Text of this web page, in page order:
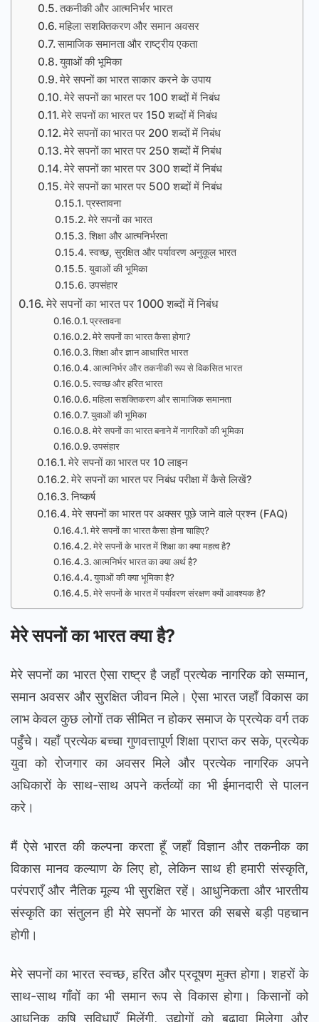
तकनीकी और आत्मनिर्भर भारत
महिला सशक्तिकरण और समान अवसर
सामाजिक समानता और राष्ट्रीय एकता
युवाओं की भूमिका
मेरे सपनों का भारत साकार करने के उपाय
मेरे सपनों का भारत पर 100 शब्दों में निबंध
मेरे सपनों का भारत पर 150 शब्दों में निबंध
मेरे सपनों का भारत पर 200 शब्दों में निबंध
मेरे सपनों का भारत पर 250 शब्दों में निबंध
मेरे सपनों का भारत पर 300 शब्दों में निबंध
मेरे सपनों का भारत पर 500 शब्दों में निबंध
प्रस्तावना
मेरे सपनों का भारत
शिक्षा और आत्मनिर्भरता
स्वच्छ, सुरक्षित और पर्यावरण अनुकूल भारत
युवाओं की भूमिका
उपसंहार
मेरे सपनों का भारत पर 1000 शब्दों में निबंध
प्रस्तावना
मेरे सपनों का भारत कैसा होगा?
शिक्षा और ज्ञान आधारित भारत
आत्मनिर्भर और तकनीकी रूप से विकसित भारत
स्वच्छ और हरित भारत
महिला सशक्तिकरण और सामाजिक समानता
युवाओं की भूमिका
मेरे सपनों का भारत बनाने में नागरिकों की भूमिका
उपसंहार
मेरे सपनों का भारत पर 10 लाइन
मेरे सपनों का भारत पर निबंध परीक्षा में कैसे लिखें?
निष्कर्ष
मेरे सपनों का भारत पर अक्सर पूछे जाने वाले प्रश्न (FAQ)
मेरे सपनों का भारत कैसा होना चाहिए?
मेरे सपनों के भारत में शिक्षा का क्या महत्व है?
आत्मनिर्भर भारत का क्या अर्थ है?
युवाओं की क्या भूमिका है?
मेरे सपनों के भारत में पर्यावरण संरक्षण क्यों आवश्यक है?
मेरे सपनों का भारत क्या है?
मेरे सपनों का भारत ऐसा राष्ट्र है जहाँ प्रत्येक नागरिक को सम्मान,
समान अवसर और सुरक्षित जीवन मिले। ऐसा भारत जहाँ विकास का
लाभ केवल कुछ लोगों तक सीमित न होकर समाज के प्रत्येक वर्ग तक
पहुँचे। यहाँ प्रत्येक बच्चा गुणवत्तापूर्ण शिक्षा प्राप्त कर सके, प्रत्येक
युवा को रोजगार का अवसर मिले और प्रत्येक नागरिक अपने
अधिकारों के साथ-साथ अपने कर्तव्यों का भी ईमानदारी से पालन
करे।
मैं ऐसे भारत की कल्पना करता हूँ जहाँ विज्ञान और तकनीक का
विकास मानव कल्याण के लिए हो, लेकिन साथ ही हमारी संस्कृति,
परंपराएँ और नैतिक मूल्य भी सुरक्षित रहें। आधुनिकता और भारतीय
संस्कृति का संतुलन ही मेरे सपनों के भारत की सबसे बड़ी पहचान
होगी।
मेरे सपनों का भारत स्वच्छ, हरित और प्रदूषण मुक्त होगा। शहरों के
साथ-साथ गाँवों का भी समान रूप से विकास होगा। किसानों को
आधुनिक कृषि सुविधाएँ मिलेंगी, उद्योगों को बढ़ावा मिलेगा और